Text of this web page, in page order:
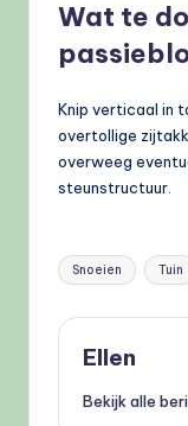
Wat te
Knip verticaal in
overtollige
overweeg
steunstructuur.
Tags:
Snoeien Tuin
Ellen
Bekijk alle